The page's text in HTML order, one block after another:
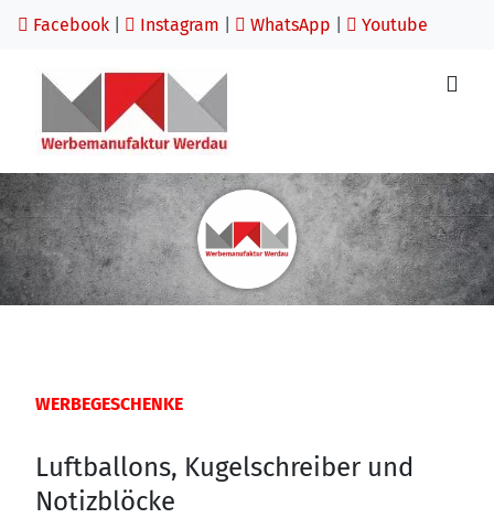
Facebook Instagram WhatsApp Youtube
WERBEGESCHENKE
Luftballons, Kugelschreiber und
Notizblöcke